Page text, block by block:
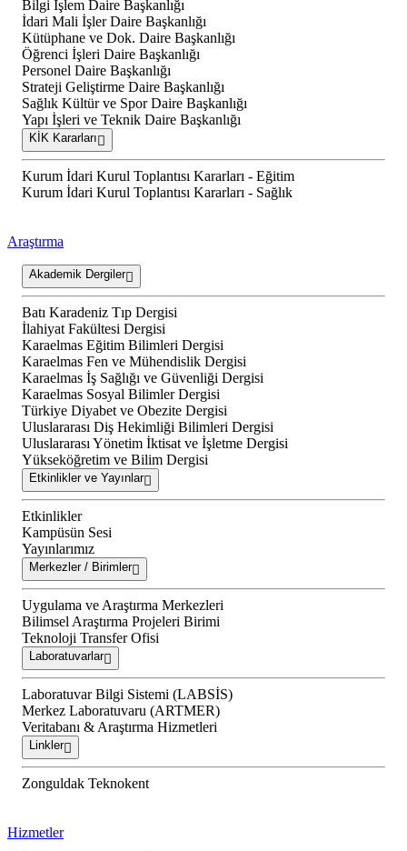
Bilgi İşlem Daire Başkanlığı
İdari Mali İşler Daire Başkanlığı
Kütüphane ve Dok. Daire Başkanlığı
Öğrenci İşleri Daire Başkanlığı
Personel Daire Başkanlığı
Strateji Geliştirme Daire Başkanlığı
Sağlık Kültür ve Spor Daire Başkanlığı
Yapı İşleri ve Teknik Daire Başkanlığı
KİK Kararları
Kurum İdari Kurul Toplantısı Kararları - Eğitim
Kurum İdari Kurul Toplantısı Kararları - Sağlık
Araştırma
Akademik Dergiler
Batı Karadeniz Tıp Dergisi
İlahiyat Fakültesi Dergisi
Karaelmas Eğitim Bilimleri Dergisi
Karaelmas Fen ve Mühendislik Dergisi
Karaelmas İş Sağlığı ve Güvenliği Dergisi
Karaelmas Sosyal Bilimler Dergisi
Türkiye Diyabet ve Obezite Dergisi
Uluslararası Diş Hekimliği Bilimleri Dergisi
Uluslararası Yönetim İktisat ve İşletme Dergisi
Yükseköğretim ve Bilim Dergisi
Etkinlikler ve Yayınlar
Etkinlikler
Kampüsün Sesi
Yayınlarımız
Merkezler / Birimler
Uygulama ve Araştırma Merkezleri
Bilimsel Araştırma Projeleri Birimi
Teknoloji Transfer Ofisi
Laboratuvarlar
Laboratuvar Bilgi Sistemi (LABSİS)
Merkez Laboratuvaru (ARTMER)
Veritabanı & Araştırma Hizmetleri
Linkler
Zonguldak Teknokent
Hizmetler